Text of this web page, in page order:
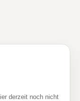
derzeit noch nicht